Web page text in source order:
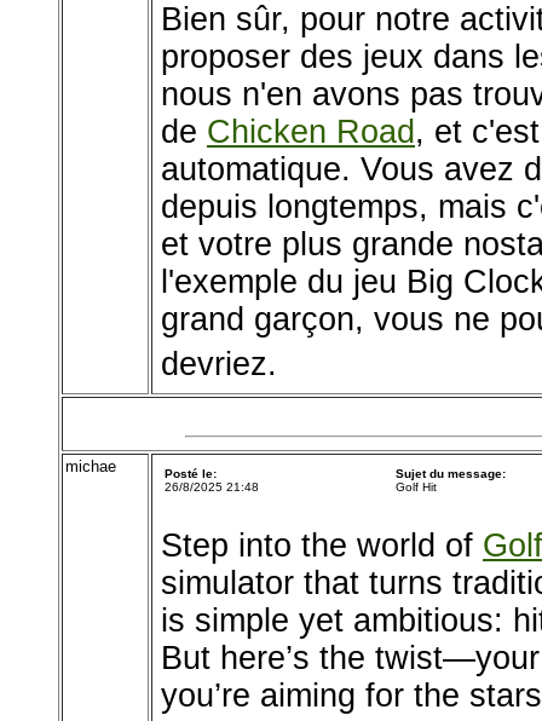
Bien sûr, pour notre
proposer des jeux dans
nous n'en avons pas
de Chicken Road , et
automatique. Vous avez
depuis longtemps, mais
et votre plus grande
l'exemple du jeu Big
grand garçon, vous ne
devriez.
michae
Posté le:
26/8/2025 21:48
Sujet du message:
Golf Hit
Step into the world of
simulator that turns
is simple yet ambitious:
But here’s the
you’re aiming for the